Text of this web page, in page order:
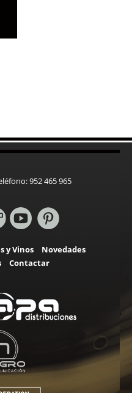
952 465 965
y Vinos
Novedades
Contactar